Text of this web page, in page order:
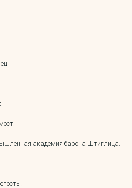
академия барона Штиглица.
.